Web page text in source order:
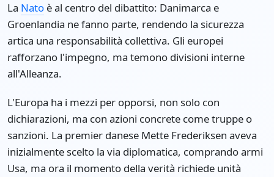
La Nato è al centro del dibattito: Danimarca e
Groenlandia ne fanno parte, rendendo la sicurezza
artica una responsabilità collettiva. Gli europei
rafforzano l'impegno, ma temono divisioni interne
all'Alleanza.
L'Europa ha i mezzi per opporsi, non solo con
dichiarazioni, ma con azioni concrete come truppe o
sanzioni. La premier danese Mette Frederiksen aveva
inizialmente scelto la via diplomatica, comprando armi
Usa, ma ora il momento della verità richiede unità